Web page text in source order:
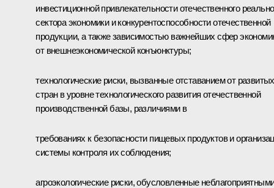
инвестиционной привлекательности отечественного
сектора экономики и конкурентоспособности отечественной
продукции, а также зависимостью важнейших сфер
от внешнеэкономической конъюнктуры;
технологические риски, вызванные отставанием от развитых
стран в уровне технологического развития отечественной
производственной базы, различиями в
требованиях к безопасности пищевых продуктов и
системы контроля их соблюдения;
агроэкологические риски, обусловленные